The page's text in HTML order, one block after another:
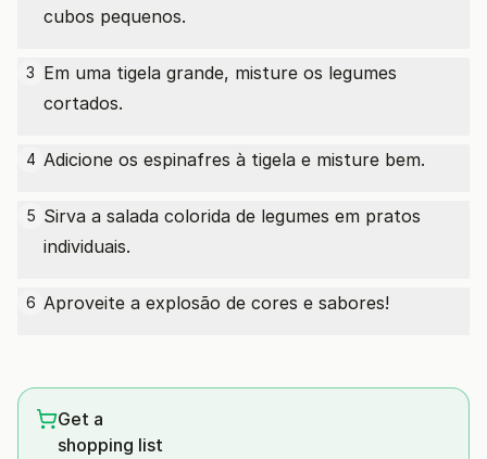
cubos pequenos.
3 Em uma tigela grande, misture os legumes
cortados.
4 Adicione os espinafres à tigela e misture bem.
5 Sirva a salada colorida de legumes em pratos
individuais.
6 Aproveite a explosão de cores e sabores!
Get a
shopping list